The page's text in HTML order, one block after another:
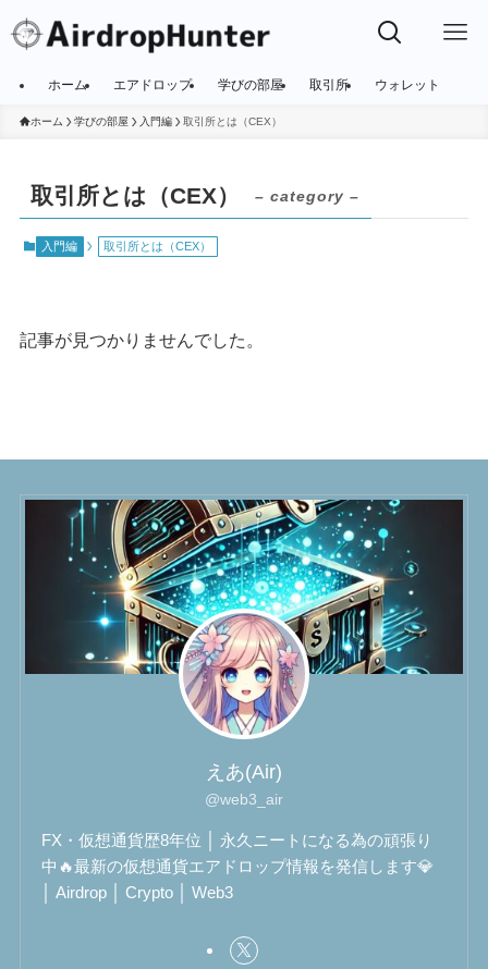
ホーム エアドロップ 学びの部屋 取引所 ウォレット
ホーム 学びの部屋 入門編 取引所とは（CEX）
取引所とは（CEX） – category –
入門編 取引所とは（CEX）
記事が見つかりませんでした。
えあ(Air)
@web3_air
FX・仮想通貨歴8年位 │ 永久ニートになる為の頑張り
中🔥最新の仮想通貨エアドロップ情報を発信します💎
│ Airdrop │ Crypto │ Web3